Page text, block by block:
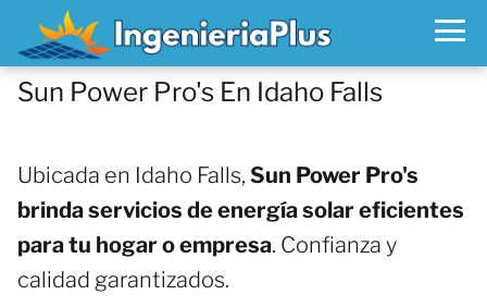
Sun Power Pro's En Idaho Falls
Ubicada en Idaho Falls, Sun Power Pro's
brinda servicios de energía solar eficientes
para tu hogar o empresa. Confianza y
calidad garantizados.